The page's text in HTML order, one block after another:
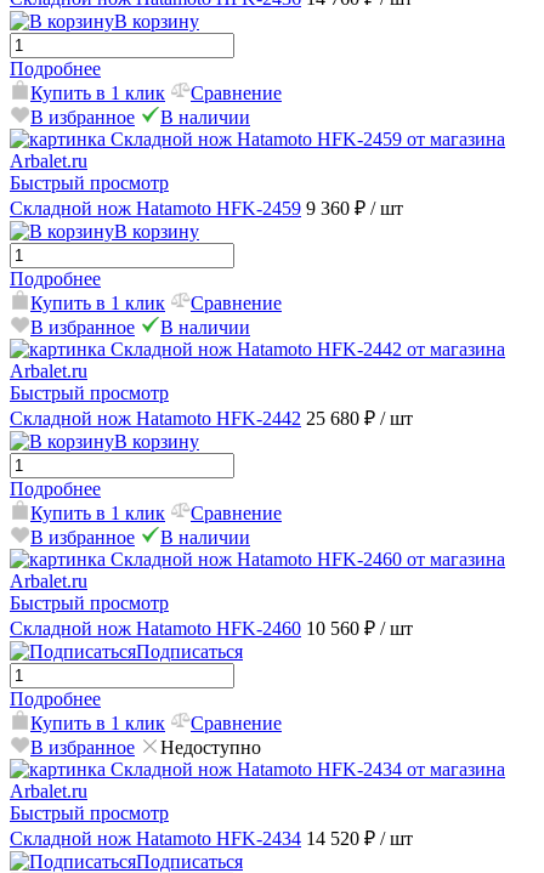
В корзину
Подробнее
Купить в 1 клик
Сравнение
В избранное
В наличии
Быстрый просмотр
Складной нож Hatamoto HFK-2459 9 360 ₽ / шт
В корзину
Подробнее
Купить в 1 клик
Сравнение
В избранное
В наличии
Быстрый просмотр
Складной нож Hatamoto HFK-2442 25 680 ₽ / шт
В корзину
Подробнее
Купить в 1 клик
Сравнение
В избранное
В наличии
Быстрый просмотр
Складной нож Hatamoto HFK-2460 10 560 ₽ / шт
Подписаться
Подробнее
Купить в 1 клик
Сравнение
В избранное
Недоступно
Быстрый просмотр
Складной нож Hatamoto HFK-2434 14 520 ₽ / шт
Подписаться